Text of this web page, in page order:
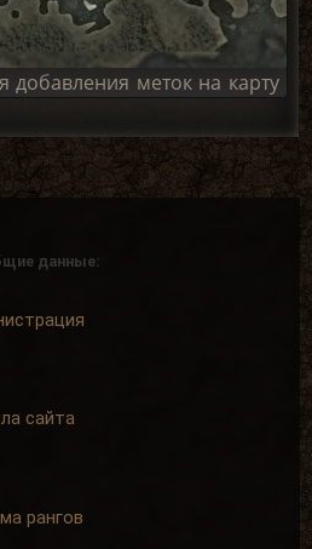
добавления меток на карту
данные:
сайта
рангов